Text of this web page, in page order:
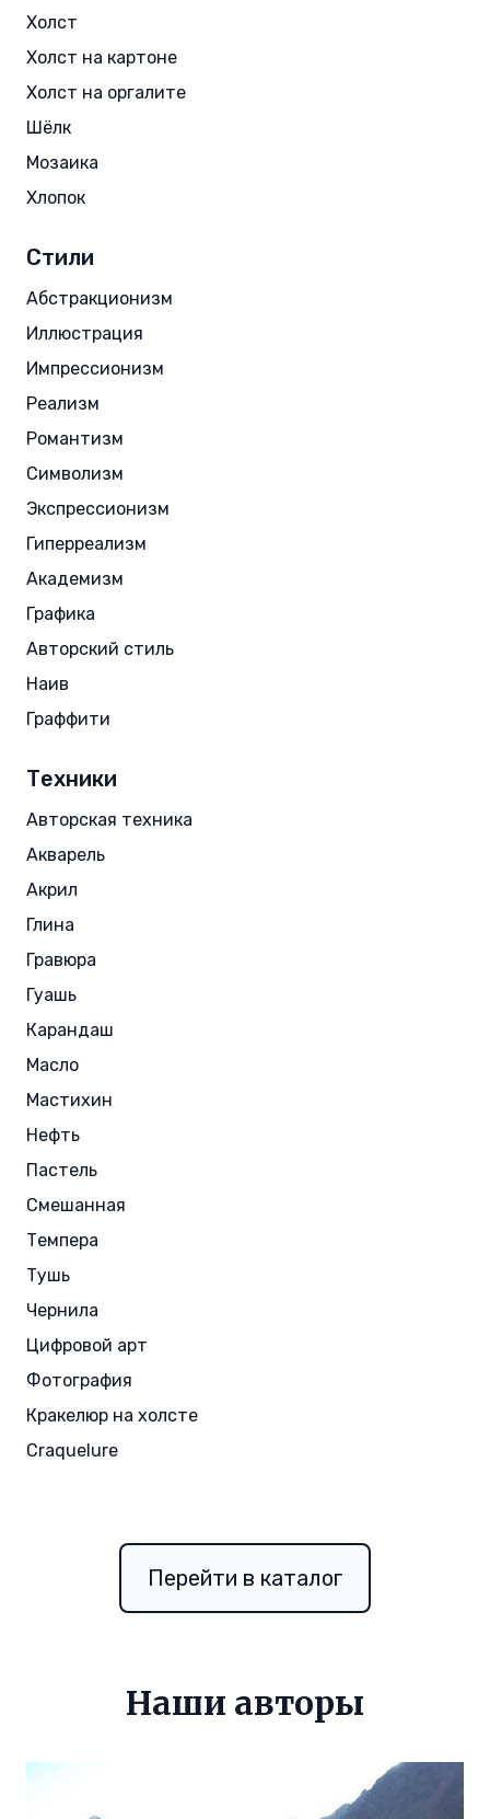
Холст
Холст на картоне
Холст на оргалите
Шёлк
Мозаика
Хлопок
Стили
Абстракционизм
Иллюстрация
Импрессионизм
Реализм
Романтизм
Символизм
Экспрессионизм
Гиперреализм
Академизм
Графика
Авторский стиль
Наив
Граффити
Техники
Авторская техника
Акварель
Акрил
Глина
Гравюра
Гуашь
Карандаш
Масло
Мастихин
Нефть
Пастель
Смешанная
Темпера
Тушь
Чернила
Цифровой арт
Фотография
Кракелюр на холсте
Craquelure
Перейти в каталог
Наши авторы